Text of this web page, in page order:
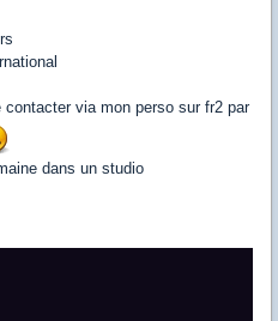
via mon perso sur fr2 par
dans un studio